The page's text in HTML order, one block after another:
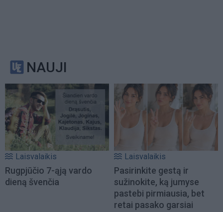
NAUJI
Laisvalaikis
Rugpjūčio 7-ąją vardo
dieną švenčia
Laisvalaikis
Pasirinkite gestą ir
sužinokite, ką jumyse
pastebi pirmiausia, bet
retai pasako garsiai